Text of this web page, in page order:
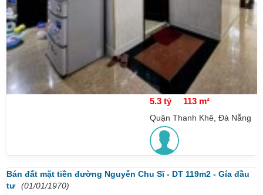
5.3 tỷ 113 m²
Quận Thanh Khê, Đà Nẵng
Bán đất mặt tiền đường Nguyễn Chu Sĩ - DT 119m2 - Gía đầu
tư
(01/01/1970)